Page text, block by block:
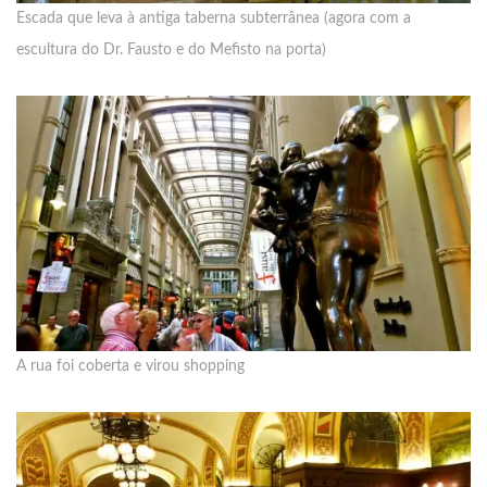
Escada que leva à antiga taberna subterrânea (agora com a
escultura do Dr. Fausto e do Mefisto na porta)
A rua foi coberta e virou shopping